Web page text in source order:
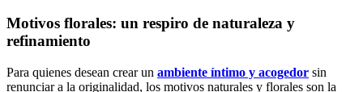
Motivos florales: un respiro de naturaleza y
refinamiento
Para quienes desean crear un ambiente íntimo y acogedor sin
renunciar a la originalidad, los motivos naturales y florales son la